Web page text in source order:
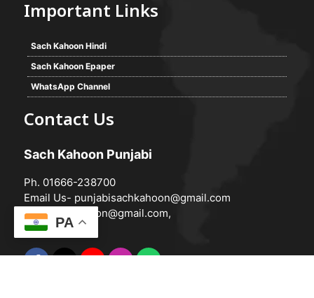
Important Links
Sach Kahoon Hindi
Sach Kahoon Epaper
WhatsApp Channel
Contact Us
Sach Kahoon Punjabi
Ph. 01666-238700
Email Us- punjabisachkahoon@gmail.com
hindisachkahoon@gmail.com,
PA